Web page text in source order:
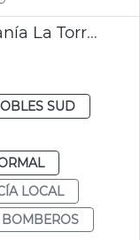
Simulacro inundación pedanía La Torre de València
SUD
LOCAL
BOMBEROS